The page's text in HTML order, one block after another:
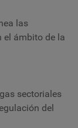
las
el ámbito de la
sectoriales
del